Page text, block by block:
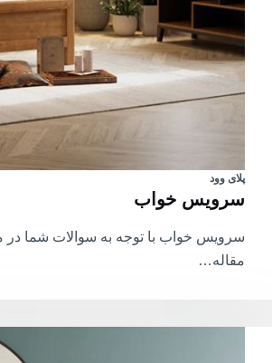
پلای وود
سرویس خواب
سرویس خواب با توجه به سوالات شما
مقاله…